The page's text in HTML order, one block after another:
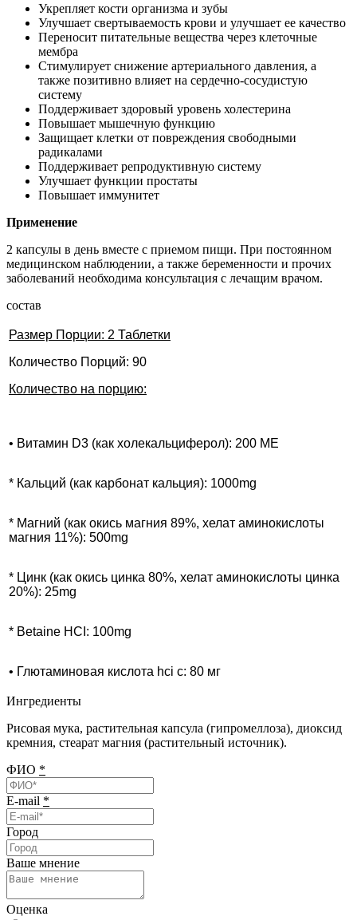
Укрепляет кости организма и зубы
Улучшает свертываемость крови и улучшает ее качество
Переносит питательные вещества через клеточные
мембра
Стимулирует снижение артериального давления, а
также позитивно влияет на сердечно-сосудистую
систему
Поддерживает здоровый уровень холестерина
Повышает мышечную функцию
Защищает клетки от повреждения свободными
радикалами
Поддерживает репродуктивную систему
Улучшает функции простаты
Повышает иммунитет
Применение
2 капсулы в день вместе с приемом пищи. При постоянном
медицинском наблюдении, а также беременности и прочих
заболеваний необходима консультация с лечащим врачом.
состав
Размер Порции: 2 Таблетки
Количество Порций: 90
Количество на порцию:
• Витамин D3 (как холекальциферол): 200 МЕ
* Кальций (как карбонат кальция): 1000mg
* Магний (как окись магния 89%, хелат аминокислоты
магния 11%): 500mg
* Цинк (как окись цинка 80%, хелат аминокислоты цинка
20%): 25mg
* Betaine HCI: 100mg
• Глютаминовая кислота hci с: 80 мг
Ингредиенты
Рисовая мука, растительная капсула (гипромеллоза), диоксид
кремния, стеарат магния (растительный источник).
ФИО *
E-mail *
Город
Ваше мнение
Оценка